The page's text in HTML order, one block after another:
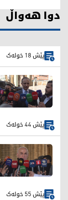
دوا هەواڵ
پێش 18 خولەک
پێش 44 خولەک
پێش 55 خولەک